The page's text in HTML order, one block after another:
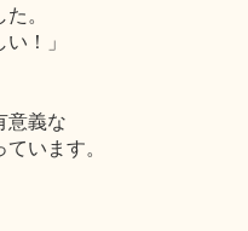
。
！」
意義な
います。